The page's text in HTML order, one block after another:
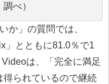
べ）
か」の質問では、
」とともに81.0％で1
は、「完全に満足
得られているので継続